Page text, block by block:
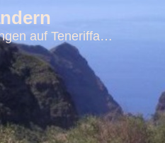
auf Teneriffa…